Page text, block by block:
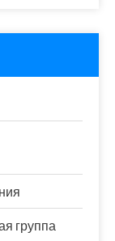
группа